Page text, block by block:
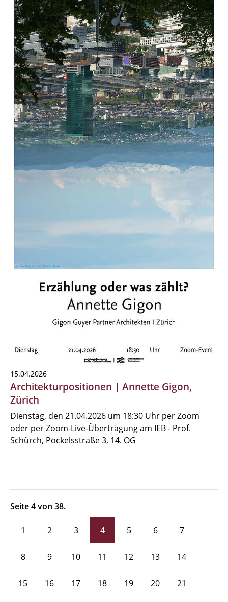
15.04.2026
Architekturpositionen | Annette Gigon,
Zürich
Dienstag, den 21.04.2026 um 18:30 Uhr per Zoom
oder per Zoom-Live-Übertragung am IEB - Prof.
Schürch, Pockelsstraße 3, 14. OG
Seite 4 von 38.
1 2 3 4 5 6 7
8 9 10 11 12 13 14
15 16 17 18 19 20 21